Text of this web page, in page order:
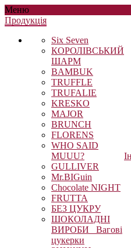
Меню
Продукцiя
Six Seven
КОРОЛІВСЬКИЙ
ШАРМ
BAMBUK
TRUFFLE
TRUFALIE
KRESKO
MAJOR
BRUNCH
FLORENS
WHO SAID
MUUU?
GULLIVER
Mr.BIGuin
Chocolate NIGHT
FRUTTA
БЕЗ ЦУКРУ
ШОКОЛАДНІ
ВИРОБИ_ Вагові
цукерки